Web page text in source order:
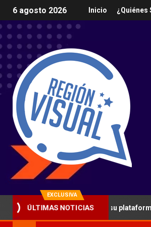
6 agosto 2026 Inicio ¿Quiénes
EXCLUSIVA
ÚLTIMAS NOTICIAS
la seguridad en su plataforma con